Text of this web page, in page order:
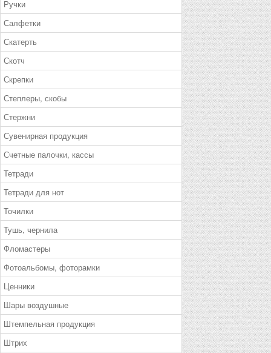
Ручки
Салфетки
Скатерть
Скотч
Скрепки
Степлеры, скобы
Стержни
Сувенирная продукция
Счетные палочки, кассы
Тетради
Тетради для нот
Точилки
Тушь, чернила
Фломастеры
Фотоальбомы, фоторамки
Ценники
Шары воздушные
Штемпельная продукция
Штрих